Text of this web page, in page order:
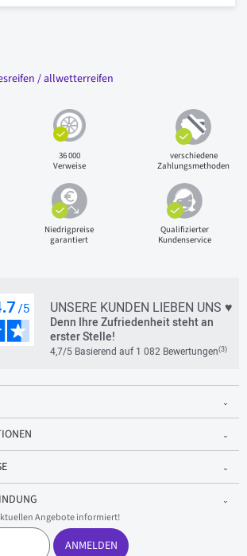
/ allwetterreifen
36 000
Verweise
verschiedene
Zahlungsmethoden
Niedrigpreise
garantiert
Qualifizierter
Kundenservice
UNSERE KUNDEN LIEBEN UNS ♥
Denn Ihre Zufriedenheit steht an
erster Stelle!
4,7/5 Basierend auf 1 082 Bewertungen(3)
Angebote informiert!
ANMELDEN